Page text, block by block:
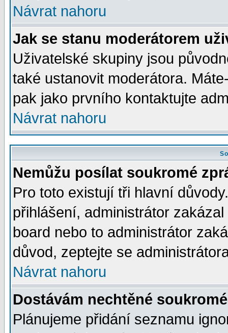
Návrat nahoru
Jak se stanu moderátorem
Uživatelské skupiny jsou
také ustanovit moderátora.
pak jako prvního kontaktujte
Návrat nahoru
Nemůžu posílat soukromé
Pro toto existují tři hlavní
přihlášení, administrátor
board nebo to administrátor
důvod, zeptejte se
Návrat nahoru
Dostávám nechtěné
Plánujeme přidání seznamu